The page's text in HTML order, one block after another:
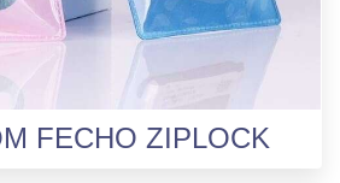
FECHO ZIPLOCK